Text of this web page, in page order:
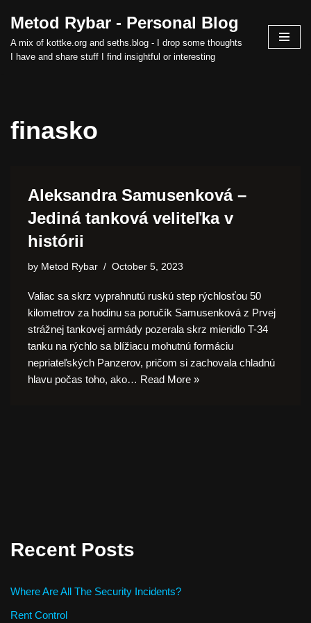
Skip
to
Metod Rybar - Personal Blog
A mix of kottke.org and seths.blog - I drop some thoughts
I have and share stuff I find insightful or interesting
finasko
Aleksandra Samusenková –
Jediná tanková veliteľka v
histórii
by Metod Rybar October 5, 2023
Valiac sa skrz vyprahnutú ruskú step rýchlosťou 50
kilometrov za hodinu sa poručík Samusenková z Prvej
strážnej tankovej armády pozerala skrz mieridlo T-34
tanku na rýchlo sa blížiacu mohutnú formáciu
nepriateľských Panzerov, pričom si zachovala chladnú
hlavu počas toho, ako… Read More »
Recent Posts
Where Are All The Security Incidents?
Rent Control